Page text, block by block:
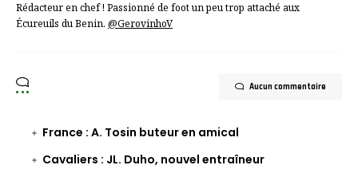
Rédacteur en chef ! Passionné de foot un peu trop attaché aux
Écureuils du Benin. @GerovinhoV
Aucun commentaire
France : A. Tosin buteur en amical
Cavaliers : JL. Duho, nouvel entraîneur